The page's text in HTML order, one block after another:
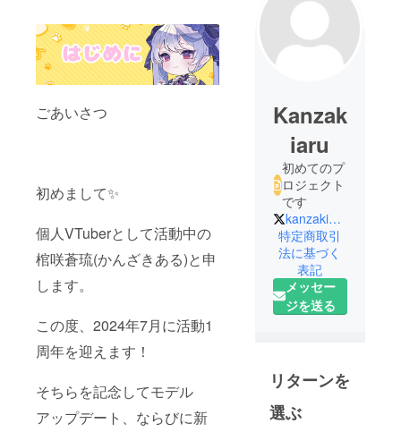
ごあいさつ
初めまして✨
個人VTuberとして活動中の
棺咲蒼琉(かんざきある)と申
します。
この度、2024年7月に活動1
周年を迎えます！
そちらを記念してモデル
アップデート、ならびに新
Kanzak
iaru
初めてのプ
ロジェクト
です
kanzaki_aru
特定商取引
法に基づく
表記
メッセー
ジを送る
リターンを
選ぶ